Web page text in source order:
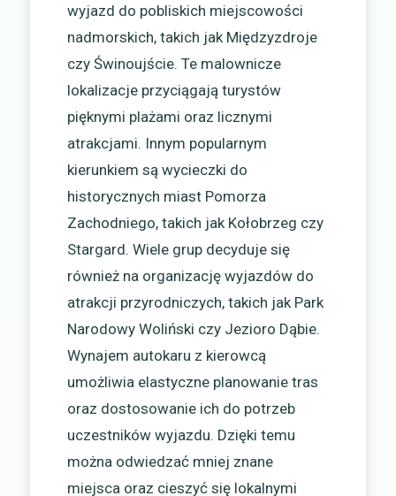
wyjazd do pobliskich miejscowości
nadmorskich, takich jak Międzyzdroje
czy Świnoujście. Te malownicze
lokalizacje przyciągają turystów
pięknymi plażami oraz licznymi
atrakcjami. Innym popularnym
kierunkiem są wycieczki do
historycznych miast Pomorza
Zachodniego, takich jak Kołobrzeg czy
Stargard. Wiele grup decyduje się
również na organizację wyjazdów do
atrakcji przyrodniczych, takich jak Park
Narodowy Woliński czy Jezioro Dąbie.
Wynajem autokaru z kierowcą
umożliwia elastyczne planowanie tras
oraz dostosowanie ich do potrzeb
uczestników wyjazdu. Dzięki temu
można odwiedzać mniej znane
miejsca oraz cieszyć się lokalnymi